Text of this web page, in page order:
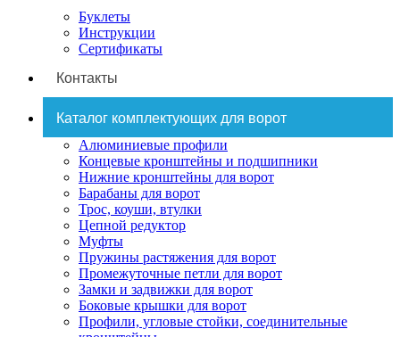
Буклеты
Инструкции
Сертификаты
Контакты
Каталог комплектующих для ворот
Алюминиевые профили
Концевые кронштейны и подшипники
Нижние кронштейны для ворот
Барабаны для ворот
Трос, коуши, втулки
Цепной редуктор
Муфты
Пружины растяжения для ворот
Промежуточные петли для ворот
Замки и задвижки для ворот
Боковые крышки для ворот
Профили, угловые стойки, соединительные